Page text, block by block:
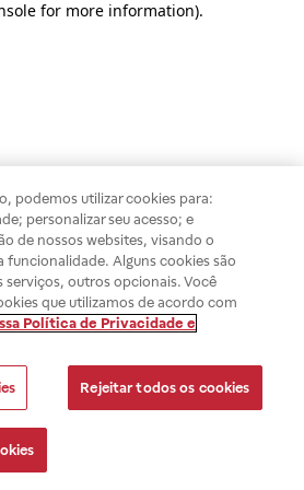
for more information).
podemos utilizar cookies para:
personalizar seu acesso; e
de nossos websites, visando o
funcionalidade. Alguns cookies são
serviços, outros opcionais. Você
que utilizamos de acordo com
Política de Privacidade e
Rejeitar todos os cookies